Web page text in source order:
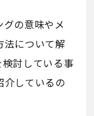
の意味やメ
法について解
討している事
介しているの